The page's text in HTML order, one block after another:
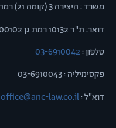
משרד : היצירה 3 (קומה 21) רמת גן
דואר: ת"ד 10132 רמת גן 5200102
טלפון :03-6910042
פקסימיליה : 03-6910043
דוא"ל :office@anc-law.co.il